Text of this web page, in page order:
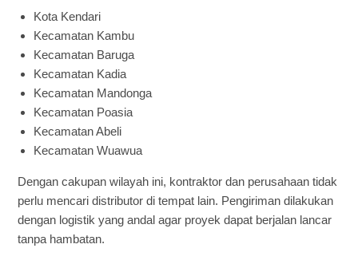
Kota Kendari
Kecamatan Kambu
Kecamatan Baruga
Kecamatan Kadia
Kecamatan Mandonga
Kecamatan Poasia
Kecamatan Abeli
Kecamatan Wuawua
Dengan cakupan wilayah ini, kontraktor dan perusahaan tidak
perlu mencari distributor di tempat lain. Pengiriman dilakukan
dengan logistik yang andal agar proyek dapat berjalan lancar
tanpa hambatan.